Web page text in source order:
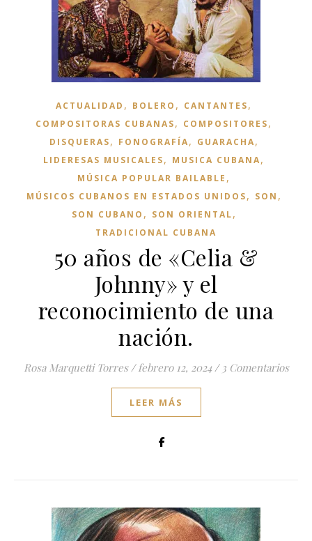
ACTUALIDAD , BOLERO , CANTANTES,
COMPOSITORAS CUBANAS, COMPOSITORES,
DISQUERAS, FONOGRAFÍA, GUARACHA,
LIDERESAS MUSICALES, MUSICA CUBANA,
MÚSICA POPULAR BAILABLE ,
MÚSICOS CUBANOS EN ESTADOS UNIDOS, SON ,
SON CUBANO , SON ORIENTAL,
TRADICIONAL CUBANA
50 años de «Celia &
Johnny» y el
reconocimiento de una
nación.
Rosa Marquetti Torres / febrero 12, 2024 / 3 Comentarios
LEER MÁS